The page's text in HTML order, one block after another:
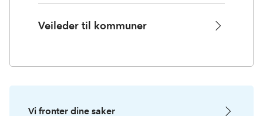
Veileder til kommuner
Vi fronter dine saker